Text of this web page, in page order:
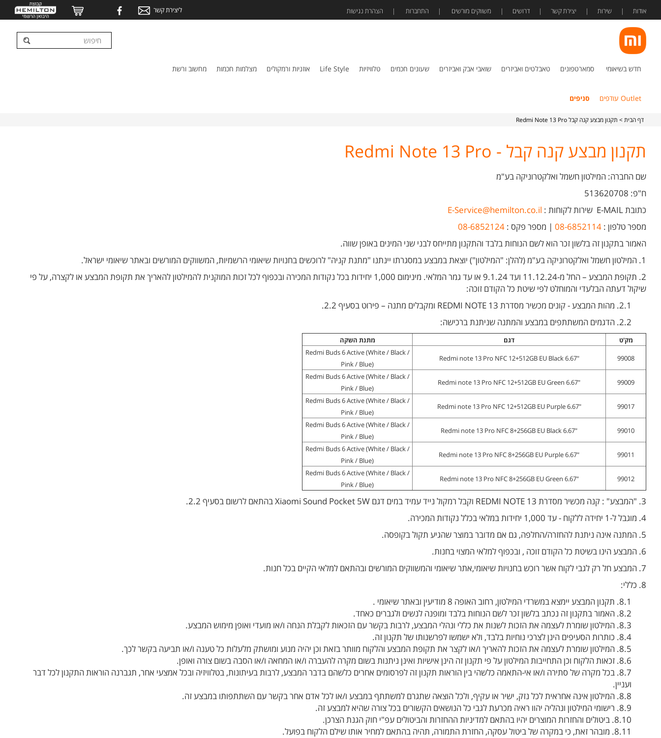
אודות שירות יצירת קשר דרושים משווקים מורשים התחברות הצהרת נגישות ליצירת קשר
חדש בשיאומי סמארטפונים טאבלטים ואביזרים שואבי אבק ואביזרים שעונים חכמים טלוויזיות Life Style אוזניות ורמקולים מצלמות חכמות מחשוב ורשת
Outlet עודפים סניפים
דף הבית> תקנון מבצע קנה קבל Redmi Note 13 Pro
תקנון מבצע קנה קבל - Redmi Note 13 Pro
שם החברה: המילטון חשמל ואלקטרוניקה בע"מ
ח"פ: 513620708
כתובת E-MAIL
שירות לקוחות :
E-Service@hemilton.co.il
מספר טלפון : 08-6852114 | מספר פקס : 08-6852124
האמור בתקנון זה בלשון זכר הוא לשם הנוחות בלבד והתקנון מתייחס לבני שני המינים באופן שווה.
1. המילטון חשמל ואלקטרוניקה בע"מ (להלן: "המילטון") יוצאת במבצע במסגרתו יינתנו "מתנת קניה" לרוכשים בחנויות שיאומי הרשמיות, המשווקים המורשים ובאתר שיאומי ישראל.
2. תקופת המבצע – החל מ-11.12.24 ועד 9.1.24 או עד גמר המלאי. מינימום 1,000 יחידות בכל נקודות המכירה ובכפוף לכל זכות המוקנית להמילטון להאריך את תקופת המבצע או לקצרה, על פי
שיקול דעתה הבלעדי והמוחלט לפי שיטת כל הקודם זוכה:
2.1. מהות המבצע - קונים מכשיר מסדרת REDMI NOTE 13 ומקבלים מתנה – פירוט בסעיף 2.2.
2.2. הדגמים המשתתפים במבצע והמתנה שניתנת ברכישה:
מק'ט דגם מתנת השקה
99008
"Redmi note 13 Pro NFC 12+512GB EU Black 6.67
Redmi Buds 6 Active (White / Black /
Pink / Blue)
99009
"Redmi note 13 Pro NFC 12+512GB EU Green 6.67
Redmi Buds 6 Active (White / Black /
Pink / Blue)
99017
"6.67 Redmi note 13 Pro NFC 12+512GB EU Purple
Redmi Buds 6 Active (White / Black /
Pink / Blue)
99010
"Redmi note 13 Pro NFC 8+256GB EU Black 6.67
Redmi Buds 6 Active (White / Black /
Pink / Blue)
99011
"Redmi note 13 Pro NFC 8+256GB EU Purple 6.67
Redmi Buds 6 Active (White / Black /
Pink / Blue)
99012
"Redmi note 13 Pro NFC 8+256GB EU Green 6.67
Redmi Buds 6 Active (White / Black /
Pink / Blue)
3. "המבצע" : קנה מכשיר מסדרת REDMI NOTE 13 וקבל רמקול נייד עמיד במים דגם Xiaomi Sound Pocket 5W בהתאם לרשום בסעיף 2.2.
4. מוגבל ל-1 יחידה ללקוח - עד 1,000 יחידות במלאי בכלל נקודות המכירה.
5. המתנה אינה ניתנת להחזרה/החלפה, גם אם מדובר במוצר שהגיע תקול בקופסה.
6. המבצע הינו בשיטת כל הקודם זוכה , ובכפוף למלאי המצוי בחנות.
7. המבצע חל רק לגבי לקוח אשר רוכש בחנויות שיאומי,אתר שיאומי והמשווקים המורשים ובהתאם למלאי הקיים בכל חנות.
8. כללי:
8.1. תקנון המבצע יימצא במשרדי המילטון, רחוב האופה 8 מודיעין ובאתר שיאומי .
8.2. האמור בתקנון זה נכתב בלשון זכר לשם הנוחות בלבד ומופנה לנשים ולגברים כאחד.
8.3. המילטון שומרת לעצמה את הזכות לשנות את כללי ונהלי המבצע, לרבות בקשר עם הזכאות לקבלת הנחה ו/או מועדי ואופן מימוש המבצע.
8.4. כותרות הסעיפים הינן לצרכי נוחיות בלבד, ולא ישמשו לפרשנותו של תקנון זה.
8.5. המילטון שומרת לעצמה את הזכות להאריך ו/או לקצר את תקופת המבצע והלקוח מוותר בזאת וכן יהיה מנוע ומושתק מלעלות כל טענה ו/או תביעה בקשר לכך.
8.6. זכאות הלקוח וכן התחייבות המילטון על פי תקנון זה הינן אישיות ואינן ניתנות בשום מקרה להעברה ו/או המחאה ו/או הסבה בשום צורה ואופן.
8.7. בכל מקרה של סתירה ו/או אי-התאמה כלשהי בין הוראות תקנון זה לפרסומים אחרים כלשהם בדבר המבצע, לרבות בעיתונות, בטלוויזיה ובכל אמצעי אחר, תגברנה הוראות התקנון לכל דבר
ועניין.
8.8. המילטון אינה אחראית לכל נזק, ישיר או עקיף, ולכל הוצאה שתגרם למשתתף במבצע ו/או לכל אדם אחר בקשר עם השתתפותו במבצע זה.
8.9. רישומי המילטון ונהליה יהוו ראיה מכרעת לגבי כל הנושאים הקשורים בכל צורה שהיא למבצע זה.
8.10. ביטולים והחזרות המוצרים יהיו בהתאם למדיניות ההחזרות והביטולים עפ"י חוק הגנת הצרכן.
8.11. מובהר זאת, כי במקרה של ביטול עסקה, החזרת התמורה, תהיה בהתאם למחיר אותו שילם הלקוח בפועל.